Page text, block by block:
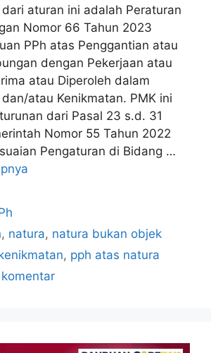
aturan ini adalah Peraturan
Nomor 66 Tahun 2023
PPh atas Penggantian atau
dengan Pekerjaan atau
atau Diperoleh dalam
atau Kenikmatan. PMK ini
dari Pasal 23 s.d. 31
Nomor 55 Tahun 2022
Pengaturan di Bidang …
, natura, natura bukan objek
, pph atas natura